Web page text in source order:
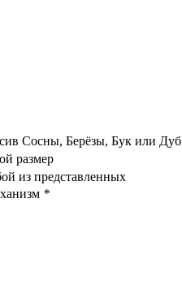
Сосны, Берёзы, Бук или Дуб
размер
из представленных
*